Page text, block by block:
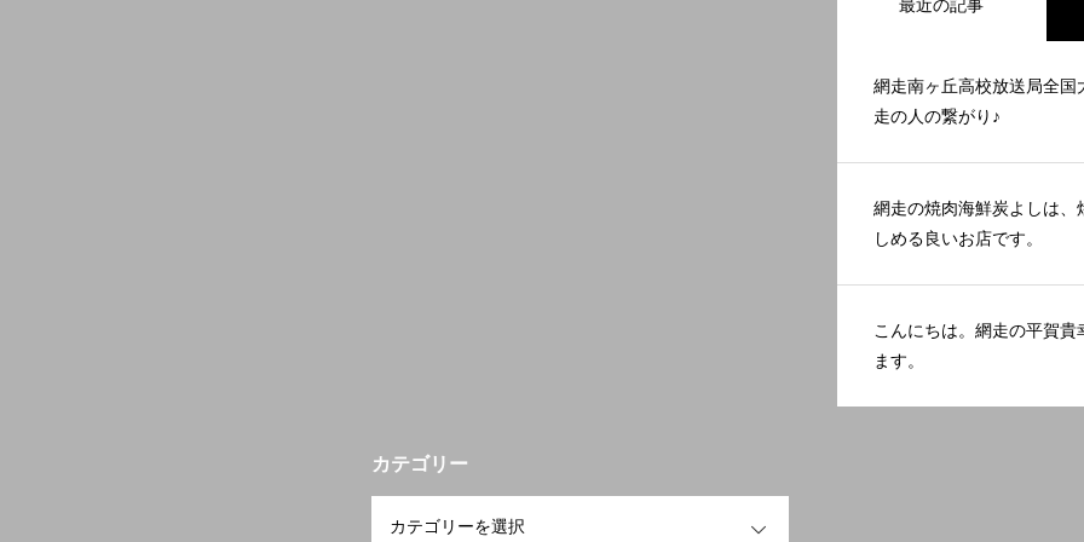
最近の記事
網走南ヶ丘高校放送局全国
走の人の繋がり♪
網走の焼肉海鮮炭よしは、
しめる良いお店です。
こんにちは。網走の平賀貴
ます。
カテゴリー